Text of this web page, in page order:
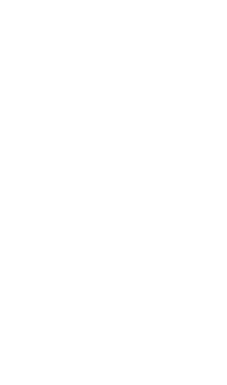
績があります
ません
た発送日数内に発送してい
ています
ています